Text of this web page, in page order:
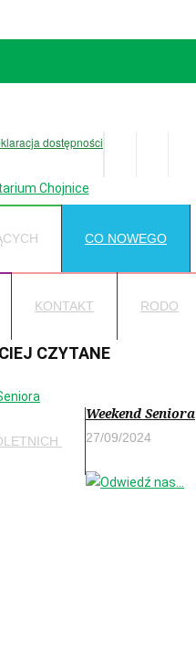
dostępności
CO NOWEGO
KONTAKT RODO
CZYTANE
Weekend Seniora
27/09/2024